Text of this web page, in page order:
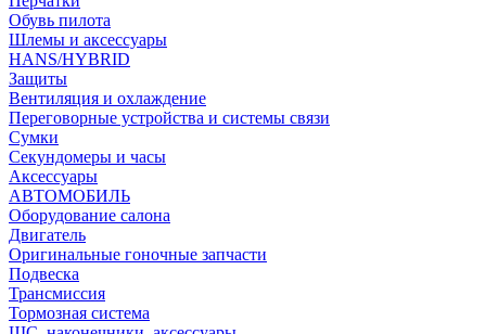
Обувь пилота
Шлемы и аксессуары
HANS/HYBRID
Защиты
Вентиляция и охлаждение
Переговорные устройства и системы связи
Сумки
Секундомеры и часы
Аксессуары
АВТОМОБИЛЬ
Оборудование салона
Двигатель
Оригинальные гоночные запчасти
Подвеска
Трансмиссия
Тормозная система